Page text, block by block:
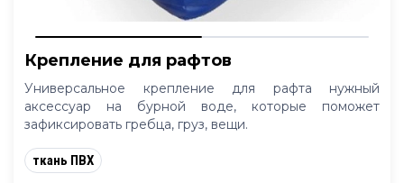
Крепление для рафтов
Универсальное крепление для рафта нужный
аксессуар на бурной воде, которые поможет
зафиксировать гребца, груз, вещи.
ткань ПВХ